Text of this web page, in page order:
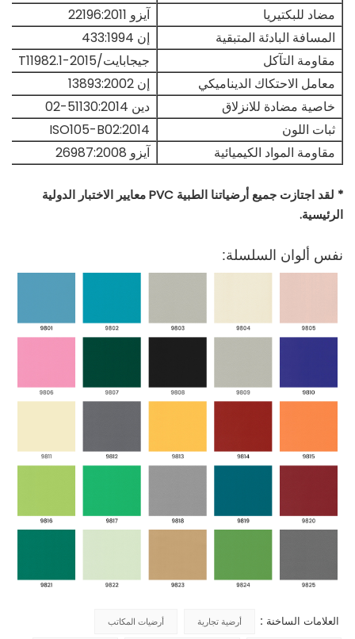
مضاد للبكتيريا
آيزو 22196:2011
المسافة البادئة المتبقية
إن 433:1994
مقاومة التآكل
جيجابايت/T11982.1-2015
معامل الاحتكاك الديناميكي
إن 13893:2002
خاصية مضادة للانزلاق
دين 51130:2014-02
ثبات اللون
ISO105-B02:2014
مقاومة المواد الكيميائية
آيزو 26987:2008
* لقد اجتازت جميع أرضياتنا الطبية PVC معايير الاختبار الدولية
الرئيسية.
نفس ألوان السلسلة:
العلامات الساخنة : أرضية تجارية أرضيات المكاتب